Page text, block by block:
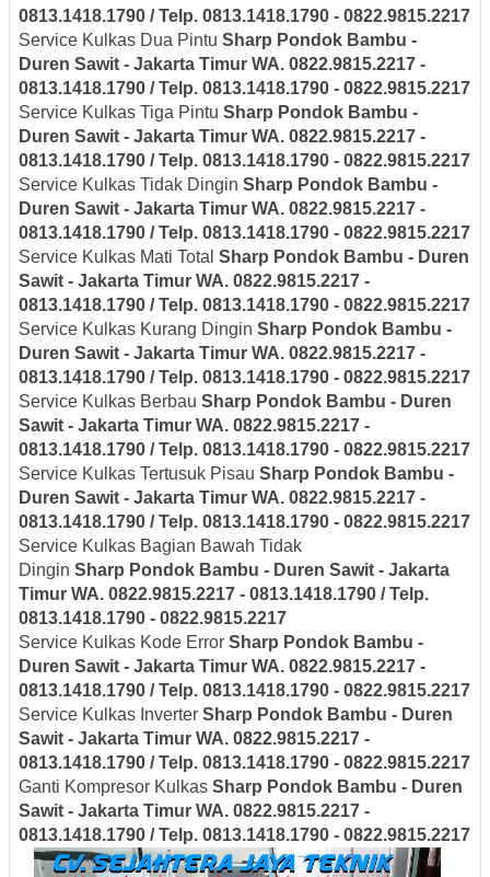
0813.1418.1790 / Telp. 0813.1418.1790 - 0822.9815.2217
Service Kulkas Dua Pintu Sharp Pondok Bambu -
Duren Sawit - Jakarta Timur WA. 0822.9815.2217 -
0813.1418.1790 / Telp. 0813.1418.1790 - 0822.9815.2217
Service Kulkas Tiga Pintu Sharp Pondok Bambu -
Duren Sawit - Jakarta Timur WA. 0822.9815.2217 -
0813.1418.1790 / Telp. 0813.1418.1790 - 0822.9815.2217
Service Kulkas Tidak Dingin Sharp Pondok Bambu -
Duren Sawit - Jakarta Timur WA. 0822.9815.2217 -
0813.1418.1790 / Telp. 0813.1418.1790 - 0822.9815.2217
Service Kulkas Mati Total Sharp Pondok Bambu - Duren
Sawit - Jakarta Timur WA. 0822.9815.2217 -
0813.1418.1790 / Telp. 0813.1418.1790 - 0822.9815.2217
Service Kulkas Kurang Dingin Sharp Pondok Bambu -
Duren Sawit - Jakarta Timur WA. 0822.9815.2217 -
0813.1418.1790 / Telp. 0813.1418.1790 - 0822.9815.2217
Service Kulkas Berbau Sharp Pondok Bambu - Duren
Sawit - Jakarta Timur WA. 0822.9815.2217 -
0813.1418.1790 / Telp. 0813.1418.1790 - 0822.9815.2217
Service Kulkas Tertusuk Pisau Sharp Pondok Bambu -
Duren Sawit - Jakarta Timur WA. 0822.9815.2217 -
0813.1418.1790 / Telp. 0813.1418.1790 - 0822.9815.2217
Service Kulkas Bagian Bawah Tidak
Dingin Sharp Pondok Bambu - Duren Sawit - Jakarta
Timur WA. 0822.9815.2217 - 0813.1418.1790 / Telp.
0813.1418.1790 - 0822.9815.2217
Service Kulkas Kode Error Sharp Pondok Bambu -
Duren Sawit - Jakarta Timur WA. 0822.9815.2217 -
0813.1418.1790 / Telp. 0813.1418.1790 - 0822.9815.2217
Service Kulkas Inverter Sharp Pondok Bambu - Duren
Sawit - Jakarta Timur WA. 0822.9815.2217 -
0813.1418.1790 / Telp. 0813.1418.1790 - 0822.9815.2217
Ganti Kompresor Kulkas Sharp Pondok Bambu - Duren
Sawit - Jakarta Timur WA. 0822.9815.2217 -
0813.1418.1790 / Telp. 0813.1418.1790 - 0822.9815.2217